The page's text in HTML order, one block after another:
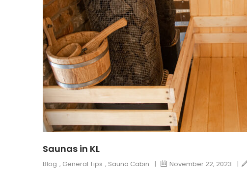
Saunas in KL
Blog , General Tips , Sauna Cabin | November 22, 2023 |